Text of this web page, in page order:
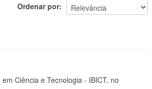
Ordenar por
Ciência e Tecnologia - IBICT, no